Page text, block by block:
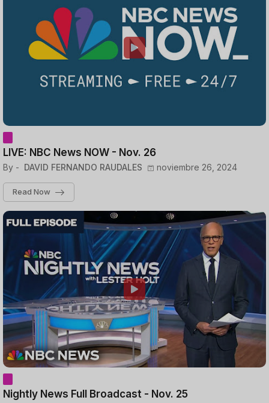
LIVE: NBC News NOW - Nov. 26
By - DAVID FERNANDO RAUDALES noviembre 26, 2024
Read Now
Nightly News Full Broadcast - Nov. 25